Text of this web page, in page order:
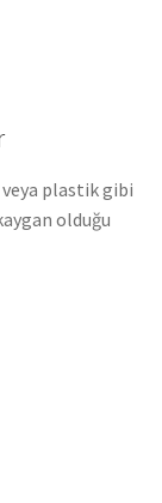
plastik gibi
olduğu